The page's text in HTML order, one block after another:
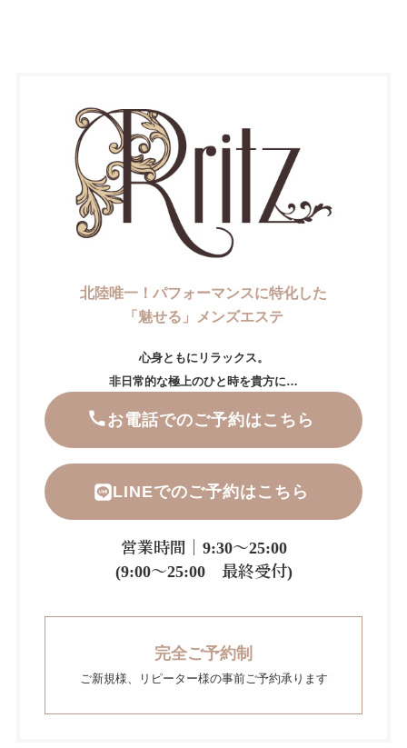
北陸唯一！パフォーマンスに特化した
「魅せる」メンズエステ
心身ともにリラックス。
非日常的な極上のひと時を貴方に…
お電話でのご予約はこちら
LINEでのご予約はこちら
営業時間｜9:30～25:00
(9:00～25:00 最終受付)
完全ご予約制
ご新規様、リピーター様の事前ご予約承ります